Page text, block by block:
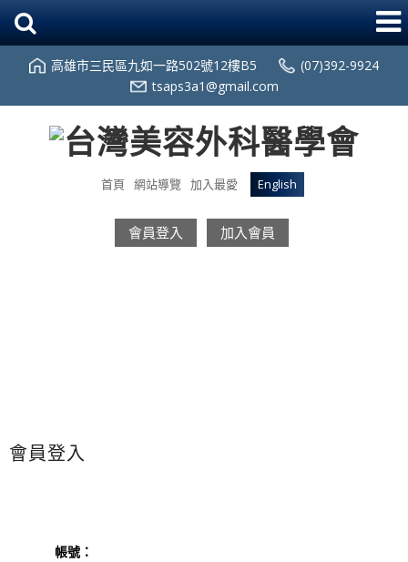
高雄市三民區九如一路502號12樓B5
(07)392-9924
tsaps3a1@gmail.com
首頁 網站導覽 加入最愛 English
會員登入 加入會員
會員登入
帳號：